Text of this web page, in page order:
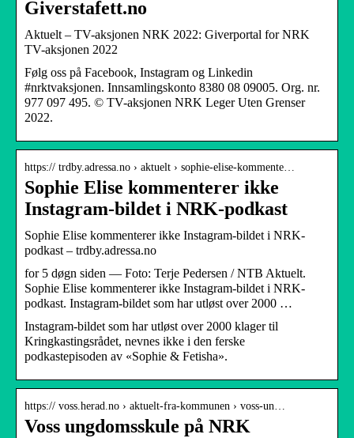
Giverstafett.no
Aktuelt – TV-aksjonen NRK 2022: Giverportal for NRK
TV-aksjonen 2022
Følg oss på Facebook, Instagram og Linkedin
#nrktvaksjonen. Innsamlingskonto 8380 08 09005. Org. nr.
977 097 495. © TV-aksjonen NRK Leger Uten Grenser
2022.
https:// trdby.adressa.no › aktuelt › sophie-elise-kommente…
Sophie Elise kommenterer ikke
Instagram-bildet i NRK-podkast
Sophie Elise kommenterer ikke Instagram-bildet i NRK-
podkast – trdby.adressa.no
for 5 døgn siden — Foto: Terje Pedersen / NTB Aktuelt.
Sophie Elise kommenterer ikke Instagram-bildet i NRK-
podkast. Instagram-bildet som har utløst over 2000 …
Instagram-bildet som har utløst over 2000 klager til
Kringkastingsrådet, nevnes ikke i den ferske
podkastepisoden av «Sophie & Fetisha».
https:// voss.herad.no › aktuelt-fra-kommunen › voss-un…
Voss ungdomsskule på NRK